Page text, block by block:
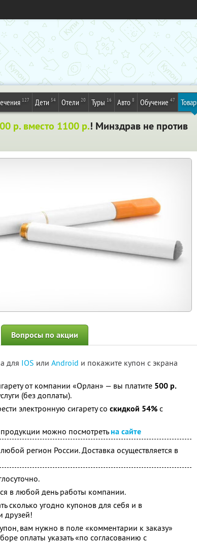
127 Дети 54 Отели 20 Туры 16 Авто 8 Обучение 47
р. вместо 1100 р.! Минздрав не против
Вопросы по акции
для IOS или Android и покажите купон с экрана
от компании «Орлан» — вы платите 500 р.
(без доплаты).
электронную сигарету со скидкой 54% с
можно посмотретьна сайте
регион России. Доставка осуществляется в
в любой день работы компании.
сколько угодно купонов для себя и в
друзей!
вам нужно в поле «комментарии к заказу»
оплаты указать «по согласованию с